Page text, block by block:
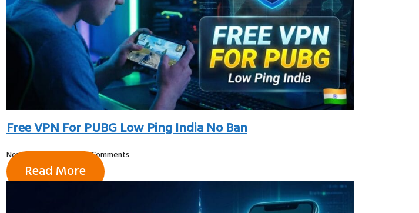
Free VPN For PUBG Low Ping India No Ban
November 28, 2025No Comments
Read More